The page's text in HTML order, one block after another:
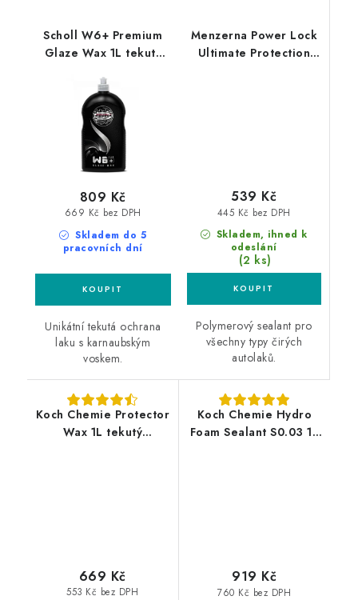
Scholl W6+ Premium
Glaze Wax 1L tekutý
Skladem do 5
pracovních dní
669 Kč bez DPH
809 Kč
Unikátní tekutá ochrana
laku s karnaubským
voskem.
Menzerna Power Lock
Ultimate Protection
Skladem, ihned k
odeslání
(2 ks)
445 Kč bez DPH
539 Kč
Polymerový sealant pro
všechny typy čirých
autolaků.
Koch Chemie Protector
Wax 1L tekutý
553 Kč bez DPH
669 Kč
Koch Chemie Hydro
Foam Sealant S0.03 1L
760 Kč bez DPH
919 Kč